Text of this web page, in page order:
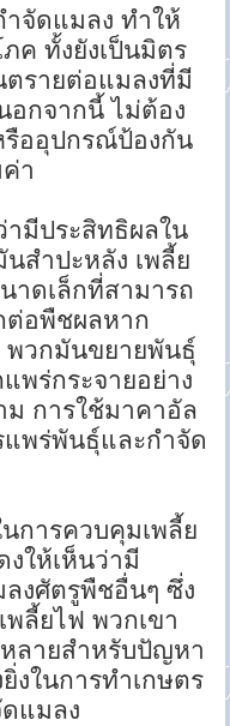
ำจัดแมลง ทำให้
ค ทั้งยังเป็นมิตร
รายต่อแมลงที่มี
อกจากนี้ ไม่ต้อง
รืออุปกรณ์ป้องกัน
า
ามีประสิทธิผลใน
สำปะหลัง เพลี้ย
าดเล็กที่สามารถ
ต่อพืชผลหาก
พวกมันขยายพันธุ์
พร่กระจายอย่าง
ม การใช้มาคาอัล
พร่พันธุ์และกำจัด
การควบคุมเพลี้ย
ให้เห็นว่ามี
งศัตรูพืชอื่นๆ ซึ่ง
พลี้ยไฟ พวกเขา
ลายสำหรับปัญหา
งในการทำเกษตร
แมลง